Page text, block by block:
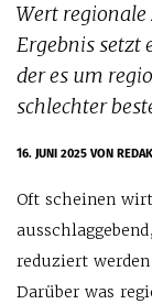
Wert
Ergebnis setzt
der es um
schlechter
16. JUNI 2025VON
Oft scheinen
reduziert
Darüber was